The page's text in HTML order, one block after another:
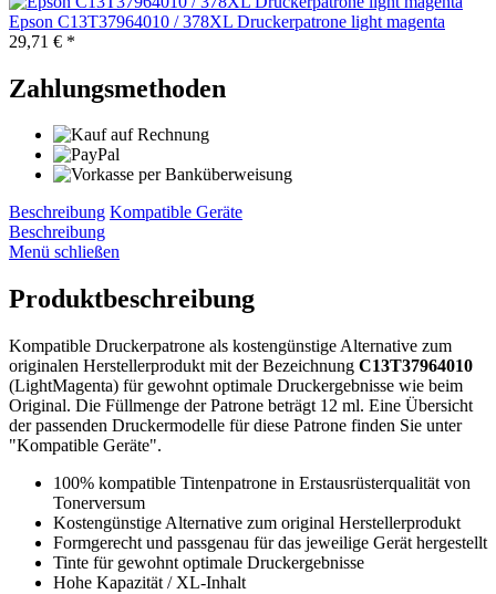
Epson C13T37964010 / 378XL Druckerpatrone light magenta
29,71 € *
Zahlungsmethoden
Beschreibung Kompatible Geräte
Beschreibung
Menü schließen
Produktbeschreibung
Kompatible Druckerpatrone als kostengünstige Alternative zum
originalen Herstellerprodukt mit der Bezeichnung C13T37964010
(LightMagenta) für gewohnt optimale Druckergebnisse wie beim
Original. Die Füllmenge der Patrone beträgt 12 ml. Eine Übersicht
der passenden Druckermodelle für diese Patrone finden Sie unter
"Kompatible Geräte".
100% kompatible Tintenpatrone in Erstausrüsterqualität von
Tonerversum
Kostengünstige Alternative zum original Herstellerprodukt
Formgerecht und passgenau für das jeweilige Gerät hergestellt
Tinte für gewohnt optimale Druckergebnisse
Hohe Kapazität / XL-Inhalt